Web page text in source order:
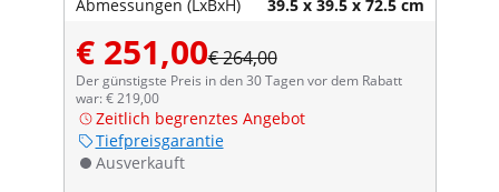
Abmessungen (LxBxH) 39.5 x 39.5 x 72.5 cm
€ 251,00€ 264,00
Der günstigste Preis in den 30 Tagen vor dem Rabatt
war: € 219,00
Zeitlich begrenztes Angebot
Tiefpreisgarantie
Ausverkauft